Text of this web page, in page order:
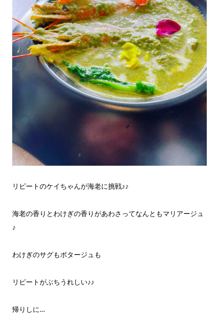
リピートのケイちゃんが海老に挑戦♪♪
海老の香りとわけぎの香りがあわさってなんともマリアージュ
♪
わけぎのサグもポタージュも
リピートがぶちうれしい♪♪
帰りしに…